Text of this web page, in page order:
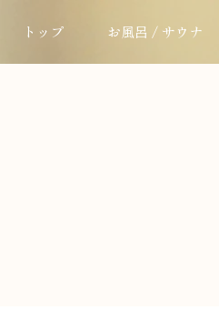
トップ お風呂 / サウナ